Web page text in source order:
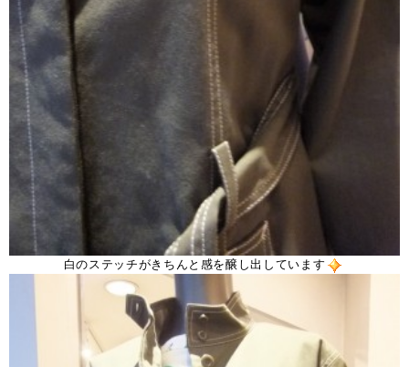
白のステッチがきちんと感を醸し出しています